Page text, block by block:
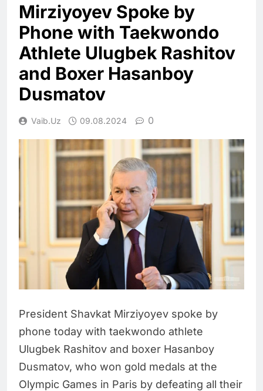
Mirziyoyev Spoke by
Phone with Taekwondo
Athlete Ulugbek Rashitov
and Boxer Hasanboy
Dusmatov
Vaib.uz 09.08.2024 0
President Shavkat Mirziyoyev spoke by
phone today with taekwondo athlete
Ulugbek Rashitov and boxer Hasanboy
Dusmatov, who won gold medals at the
Olympic Games in Paris by defeating all their